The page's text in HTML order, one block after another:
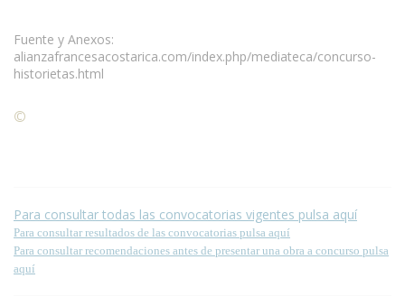
Fuente y Anexos:
alianzafrancesacostarica.com/index.php/mediateca/concurso-
historietas.html
©
Para consultar todas las convocatorias vigentes pulsa aquí
Para consultar resultados de las convocatorias pulsa aquí
Para consultar recomendaciones antes de presentar una obra a concurso pulsa
aquí